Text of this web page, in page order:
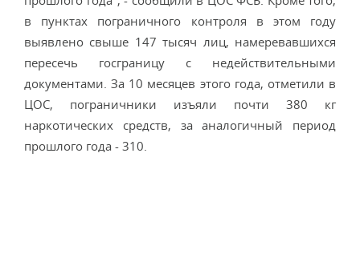
в пунктах пограничного контроля в этом году
выявлено свыше 147 тысяч лиц, намеревавшихся
пересечь госграницу с недействительными
документами. За 10 месяцев этого года, отметили в
ЦОС, пограничники изъяли почти 380 кг
наркотических средств, за аналогичный период
прошлого года - 310.